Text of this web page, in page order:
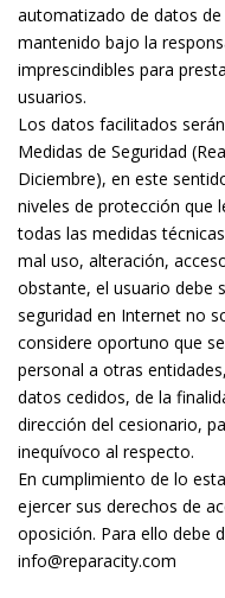
automatizado de datos
mantenido bajo la
imprescindibles para
usuarios.
Los datos facilitados
Medidas de Seguridad
Diciembre), en este
niveles de protección que
todas las medidas
mal uso, alteración,
obstante, el usuario debe
seguridad en Internet no
considere oportuno que
personal a otras
datos cedidos, de la
dirección del cesionario,
inequívoco al respecto.
En cumplimiento de lo
ejercer sus derechos de
oposición. Para ello debe
info@reparacity.com